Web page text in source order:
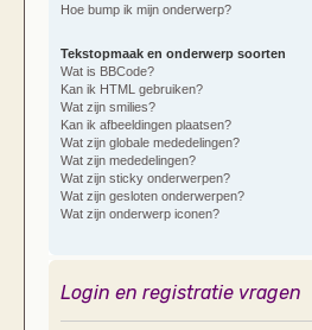
Hoe bump ik mijn onderwerp?
Tekstopmaak en onderwerp soorten
Wat is BBCode?
Kan ik HTML gebruiken?
Wat zijn smilies?
Kan ik afbeeldingen plaatsen?
Wat zijn globale mededelingen?
Wat zijn mededelingen?
Wat zijn sticky onderwerpen?
Wat zijn gesloten onderwerpen?
Wat zijn onderwerp iconen?
Login en registratie vragen